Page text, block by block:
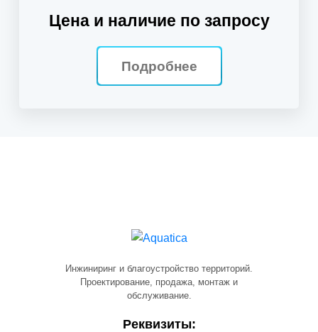
Цена и наличие по запросу
Подробнее
Инжиниринг и благоустройство территорий.
Проектирование, продажа, монтаж и
обслуживание.
Реквизиты: